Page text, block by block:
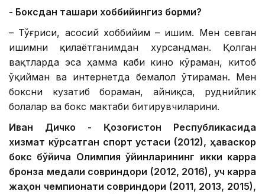
- Боксдан ташқари хоббийингиз борми?
– Тўғриси, асосий хоббийим – ишим. Мен севган
ишимни қилаётганимдан хурсандман. Қолган
вақтларда эса ҳамма каби кино кўраман, китоб
ўқийман ва интернетда бемалол ўтираман. Мен
боксни кузатиб бораман, айниқса, руднийлик
болалар ва бокс мактаби битирувчиларини.
Иван Дичко - Қозоғистон Республикасида
хизмат кўрсатган спорт устаси (2012), ҳаваскор
бокс бўйича Олимпия ўйинларининг икки карра
бронза медали совриндори (2012, 2016), уч карра
жаҳон чемпионати совриндори (2011, 2013, 2015),